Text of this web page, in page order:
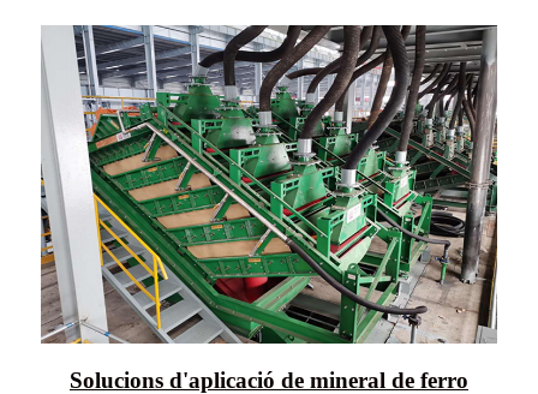
Solucions d'aplicació de mineral de ferro